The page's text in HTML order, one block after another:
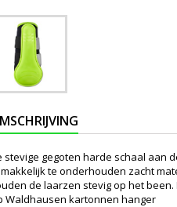
stevige gegoten harde schaal aan
te onderhouden zacht
de laarzen stevig op het been.
Waldhausen kartonnen hanger